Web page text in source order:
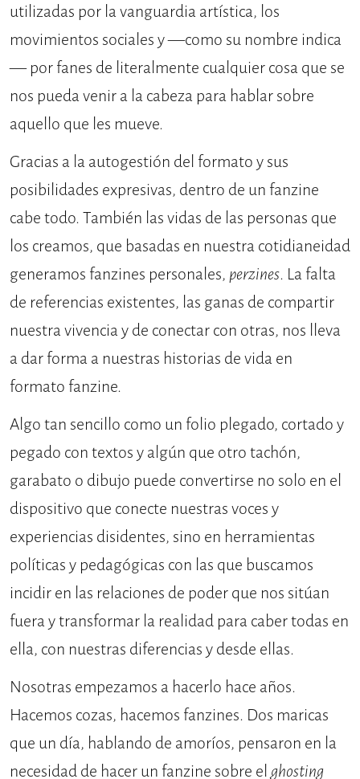
utilizadas por la vanguardia artística, los
movimientos sociales y —como su nombre indica
— por fanes de literalmente cualquier cosa que se
nos pueda venir a la cabeza para hablar sobre
aquello que les mueve.
Gracias a la autogestión del formato y sus
posibilidades expresivas, dentro de un fanzine
cabe todo. También las vidas de las personas que
los creamos, que basadas en nuestra cotidianeidad
generamos fanzines personales, perzines. La falta
de referencias existentes, las ganas de compartir
nuestra vivencia y de conectar con otras, nos lleva
a dar forma a nuestras historias de vida en
formato fanzine.
Algo tan sencillo como un folio plegado, cortado y
pegado con textos y algún que otro tachón,
garabato o dibujo puede convertirse no solo en el
dispositivo que conecte nuestras voces y
experiencias disidentes, sino en herramientas
políticas y pedagógicas con las que buscamos
incidir en las relaciones de poder que nos sitúan
fuera y transformar la realidad para caber todas en
ella, con nuestras diferencias y desde ellas.
Nosotras empezamos a hacerlo hace años.
Hacemos cozas, hacemos fanzines. Dos maricas
que un día, hablando de amoríos, pensaron en la
necesidad de hacer un fanzine sobre elghosting